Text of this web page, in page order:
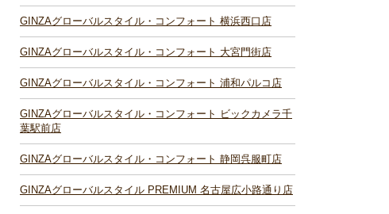
GINZAグローバルスタイル・コンフォート 横浜西口店
GINZAグローバルスタイル・コンフォート 大宮門街店
GINZAグローバルスタイル・コンフォート 浦和パルコ店
GINZAグローバルスタイル・コンフォート ビックカメラ千
葉駅前店
GINZAグローバルスタイル・コンフォート 静岡呉服町店
GINZAグローバルスタイル PREMIUM 名古屋広小路通り店